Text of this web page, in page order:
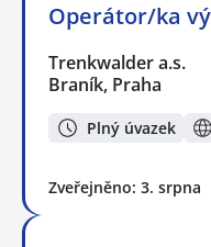
Operátor/ka
Trenkwalder a.s.
Braník, Praha
Plný úvazek
Zveřejněno: 3. srpna